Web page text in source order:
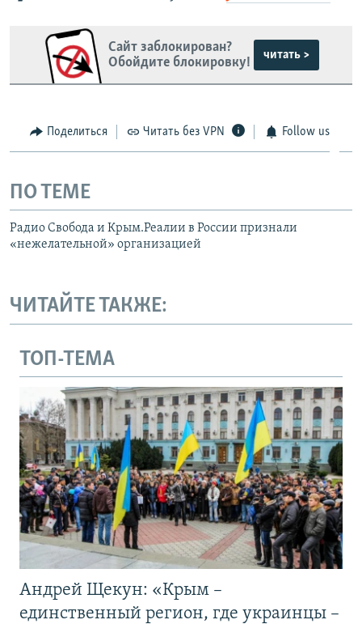
Сайт заблокирован?
Обойдите блокировку!
читать >
Поделиться Читать без VPN Follow us
ПО ТЕМЕ
Радио Свобода и Крым.Реалии в России признали
«нежелательной» организацией
ЧИТАЙТЕ ТАКЖЕ:
ТОП-ТЕМА
Андрей Щекун: «Крым –
единственный регион, где украинцы –